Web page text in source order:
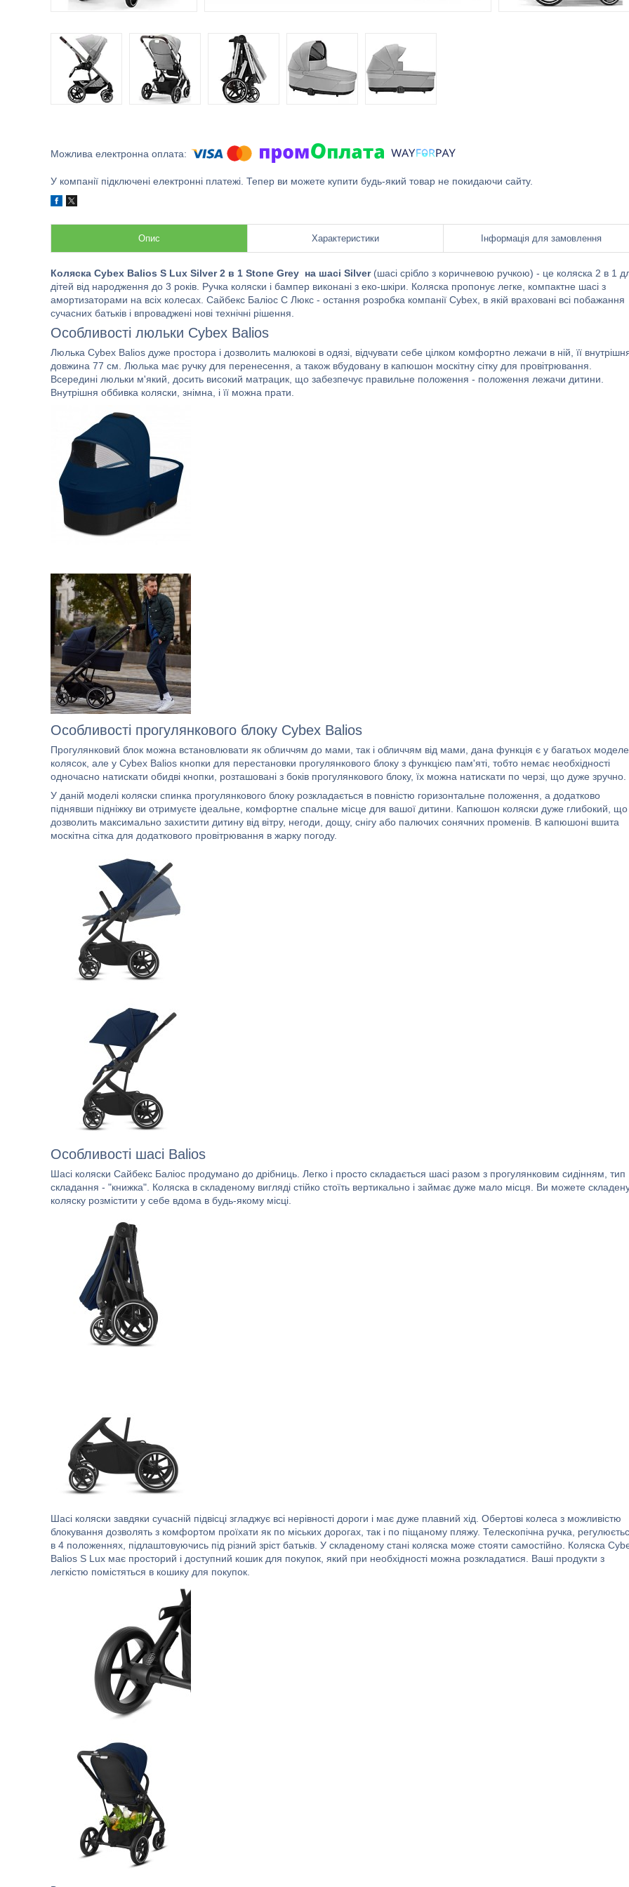
У компанії підключені електронні платежі. Тепер ви можете купити будь-який товар не покидаючи сайту.
Опис Характеристики Інформація для замовлення
Коляска Cybex Balios S Lux Silver 2 в 1 Stone Grey на шасі Silver(шасі срібло з коричневою ручкою) - це коляска 2 в 1
дітей від народження до 3 років. Ручка коляски і бампер виконані з еко-шкіри. Коляска пропонує легке, компактне шасі з
амортизаторами на всіх колесах. Сайбекс Баліос С Люкс - остання розробка компанії Cybex, в якій враховані всі побажання
сучасних батьків і впроваджені нові технічні рішення.
Особливості люльки Cybex Balios
Люлька Cybex Balios дуже простора і дозволить малюкові в одязі, відчувати себе цілком комфортно лежачи в ній, її
довжина 77 см. Люлька має ручку для перенесення, а також вбудовану в капюшон москітну сітку для провітрювання.
Всередині люльки м'який, досить високий матрацик, що забезпечує правильне положення - положення лежачи дитини.
Внутрішня оббивка коляски, знімна, і її можна прати.
Особливості прогулянкового блоку Cybex Balios
Прогулянковий блок можна встановлювати як обличчям до мами, так і обличчям від мами, дана функція є у багатьох
колясок, але у Cybex Balios кнопки для перестановки прогулянкового блоку з функцією пам'яті, тобто немає необхідності
одночасно натискати обидві кнопки, розташовані з боків прогулянкового блоку, їх можна натискати по черзі, що дуже зручно.
У даній моделі коляски спинка прогулянкового блоку розкладається в повністю горизонтальне положення, а додатково
піднявши підніжку ви отримуєте ідеальне, комфортне спальне місце для вашої дитини. Капюшон коляски дуже глибокий, що
дозволить максимально захистити дитину від вітру, негоди, дощу, снігу або палючих сонячних променів. В капюшоні вшита
москітна сітка для додаткового провітрювання в жарку погоду.
Особливості шасі Balios
Шасі коляски Сайбекс Баліос продумано до дрібниць. Легко і просто складається шасі разом з прогулянковим сидінням, тип
складання - "книжка". Коляска в складеному вигляді стійко стоїть вертикально і займає дуже мало місця. Ви можете
коляску розмістити у себе вдома в будь-якому місці.
Шасі коляски завдяки сучасній підвісці згладжує всі нерівності дороги і має дуже плавний хід. Обертові колеса з можливістю
блокування дозволять з комфортом проїхати як по міських дорогах, так і по піщаному пляжу. Телескопічна ручка,
в 4 положеннях, підлаштовуючись під різний зріст батьків. У складеному стані коляска може стояти самостійно. Коляска
Balios S Lux має просторий і доступний кошик для покупок, який при необхідності можна розкладатися. Ваші продукти з
легкістю помістяться в кошику для покупок.